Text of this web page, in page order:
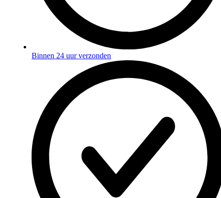
Binnen 24 uur verzonden